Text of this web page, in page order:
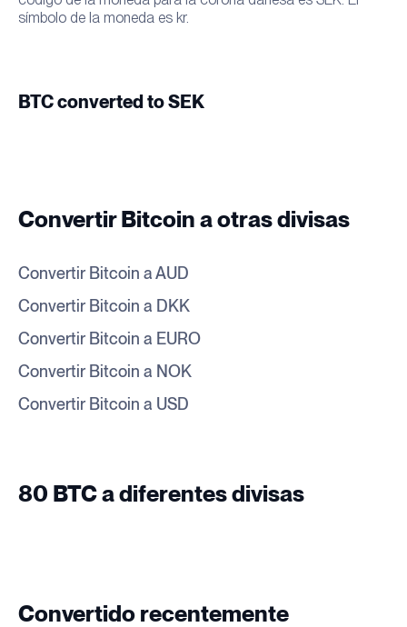
símbolo de la moneda es kr.
BTC converted to SEK
Convertir Bitcoin a otras divisas
Convertir Bitcoin a AUD
Convertir Bitcoin a DKK
Convertir Bitcoin a EURO
Convertir Bitcoin a NOK
Convertir Bitcoin a USD
80 BTC a diferentes divisas
Convertido recentemente